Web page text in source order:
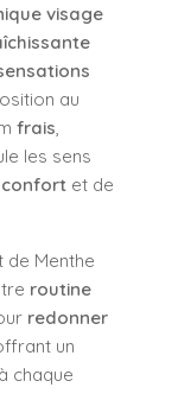
visage
au
frais,
les sens
confort et de
de Menthe
routine
redonner
un
à chaque